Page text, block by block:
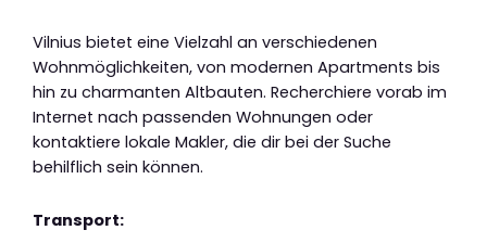
Vilnius bietet eine Vielzahl an verschiedenen
Wohnmöglichkeiten, von modernen Apartments bis
hin zu charmanten Altbauten. Recherchiere vorab im
Internet nach passenden Wohnungen oder
kontaktiere lokale Makler, die dir bei der Suche
behilflich sein können.
Transport: